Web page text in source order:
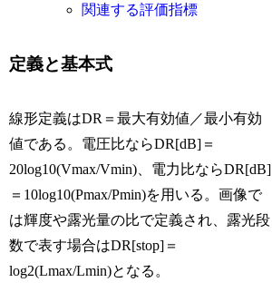
関連する評価指標
定義と基本式
線形定義はDR＝最大有効値／最小有効
値である。電圧比ならDR[dB]＝
20log10(Vmax/Vmin)、電力比ならDR[dB]
＝10log10(Pmax/Pmin)を用いる。画像で
は輝度や露光量の比で定義され、露光段
数で表す場合はDR[stop]＝
log2(Lmax/Lmin)となる。